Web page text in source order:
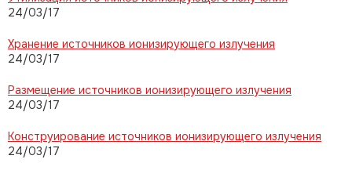
24/03/17
Хранение источников ионизирующего излучения
24/03/17
Размещение источников ионизирующего излучения
24/03/17
Конструирование источников ионизирующего излучения
24/03/17